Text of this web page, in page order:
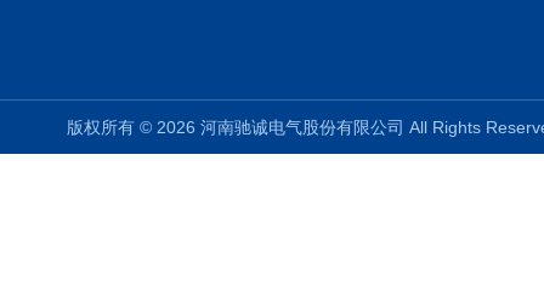
版权所有 © 2026 河南驰诚电气股份有限公司 All Rights